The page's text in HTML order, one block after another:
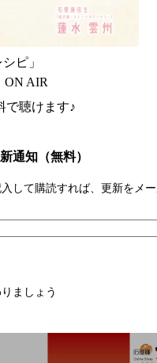
ピ」
ON AIR
で聴けます♪
通知（無料）
して購読すれば、更新をメ
ましょう